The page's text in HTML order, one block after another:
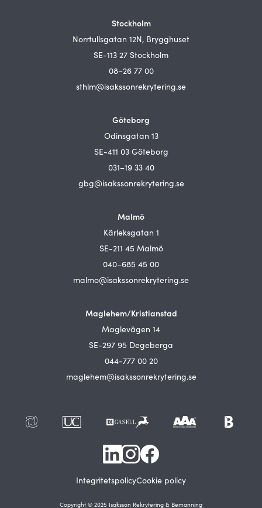
Stockholm
Norrtullsgatan 12N, Brygghuset
SE-113 27 Stockholm
08–26 77 00
sthlm@isakssonrekrytering.se
Göteborg
Odinsgatan 13
SE-411 03 Göteborg
031–19 33 40
gbg@isakssonrekrytering.se
Malmö
Kärleksgatan 1
SE-211 45 Malmö
040–685 45 00
malmo@isakssonrekrytering.se
Maglehem/Kristianstad
Maglevägen 14
SE-297 95 Degeberga
044-777 00 20
maglehem@isakssonrekrytering.se
IntegritetspolicyCookie policy
Copyright © 2025 Isaksson Rekrytering & Bemanning